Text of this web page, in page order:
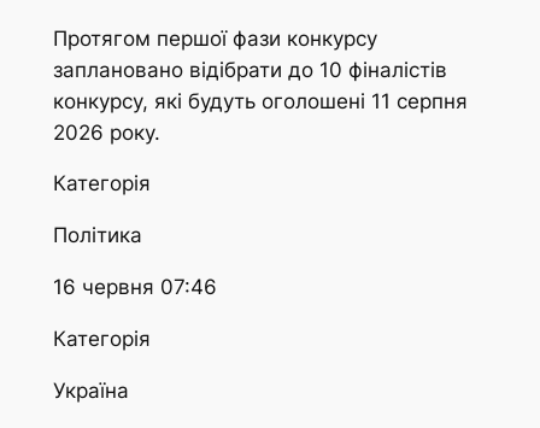
Протягом першої фази конкурсу
заплановано відібрати до 10 фіналістів
конкурсу, які будуть оголошені 11 серпня
2026 року.
Категорія
Політика
16 червня 07:46
Категорія
Україна